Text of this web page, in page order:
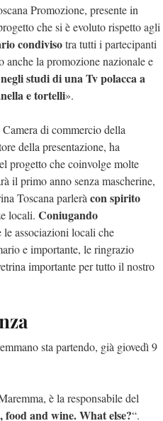
Promozione, presente in
che si è evoluto rispetto agli
condivisotra tutti i partecipanti
anche la promozione nazionale e
negli studi di una Tv polacca a
e tortelli».
di commercio della
della presentazione, ha
progetto che coinvolge molte
il primo anno senza mascherine,
Toscana parlerà con spirito
locali. Coniugando
le associazioni locali che
e importante, le ringrazio
importante per tutto il nostro
sta partendo, già giovedì 9
è la responsabile del
and wine. What else?“.